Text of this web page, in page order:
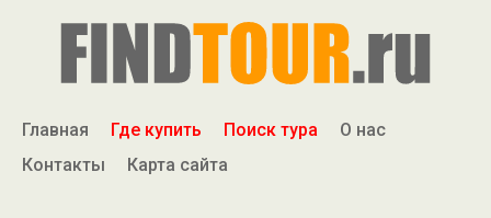
Главная Где купить Поиск тура
О нас
Контакты
Карта сайта